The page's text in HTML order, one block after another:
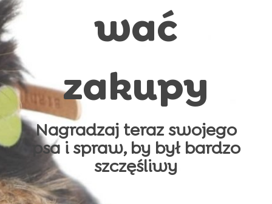
wać
zakupy
Nagradzaj teraz swojego
psa i spraw, by był bardzo
szczęśliwy